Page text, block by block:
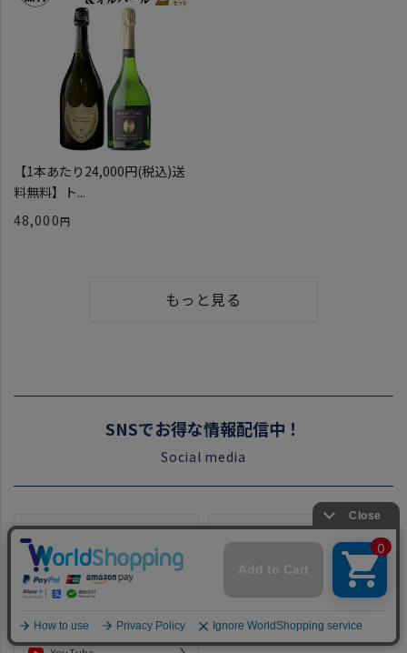
【1本あたり24,000円(税込)送
料無料】ト...
48,000
もっと見る
SNSでお得な情報配信中！
Social media
Twitter Facebook